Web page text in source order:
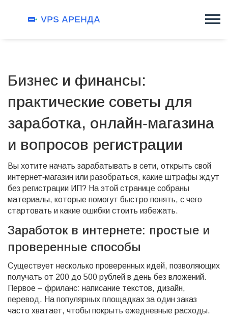
Бизнес и финансы:
практические советы для
заработка, онлайн‑магазина
и вопросов регистрации
Вы хотите начать зарабатывать в сети, открыть свой
интернет‑магазин или разобраться, какие штрафы ждут
без регистрации ИП? На этой странице собраны
материалы, которые помогут быстро понять, с чего
стартовать и какие ошибки стоить избежать.
Заработок в интернете: простые и
проверенные способы
Существует несколько проверенных идей, позволяющих
получать от 200 до 500 рублей в день без вложений.
Первое – фриланс: написание текстов, дизайн,
перевод. На популярных площадках за один заказ
часто хватает, чтобы покрыть ежедневные расходы.